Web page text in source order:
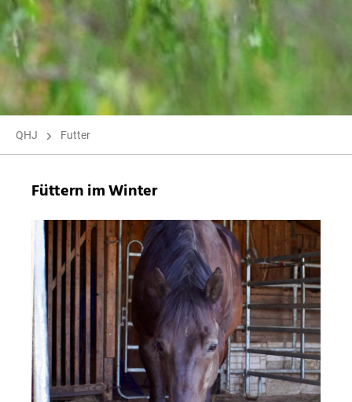
QHJ Futter
Füttern im Winter